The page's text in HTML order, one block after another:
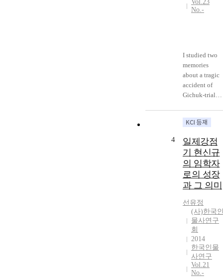
his actual life
than 50 years
he had not
been
subordinate to
it. Rather the
Neo-
Confucianism
was needed for
governance of
the Chosun
Dynasty
especially just
after a war of
Japanese
aggression or
Manchurians’s.
Therefore the
point of this
study is
focused on
explaining the
relationships
Vol.23
No.-
I studied two
memories
about a tragic
accident of
Gichuk-trial
There were two
about one
accident! At
the trial Yibal
was engaged
and his old
baby died in
the course of
the trial. His
mother was too
old to torture
for the
confession of
crime in law
4
일제강점
기 현신규
의 임학자
로의 성장
과 그 의미
선유정
(사)한국
물사연구
회
2014
한국인물
사연구
Vol.21
No.-